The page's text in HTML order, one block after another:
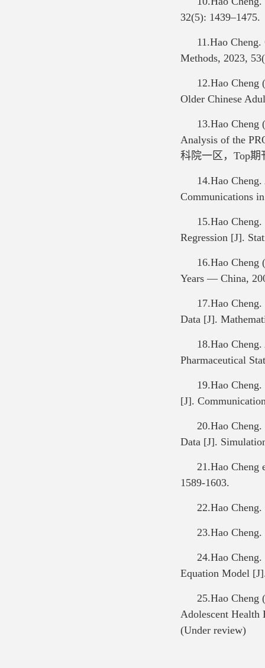
32(5): 1439–1475.
11.Hao
Methods, 2023,
12.Hao Cheng
Older Chinese
13.Hao Cheng
Analysis of the
科院一区，Top期
14.Hao
Communications
15.Hao
Regression [J].
16.Hao Cheng
Years — China,
17.Hao
Data [J].
18.Hao
Pharmaceutical
19.Hao
[J].
20.Hao
Data [J].
21.Hao Cheng
1589-1603.
22.Hao
23.Hao
24.Hao
Equation Model
25.Hao Cheng
Adolescent Health
(Under review)